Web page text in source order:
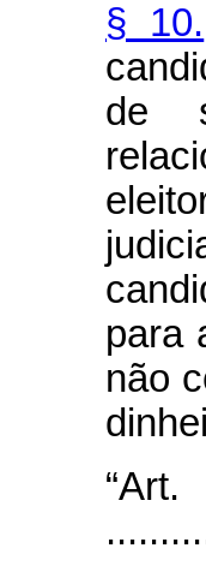
§ 10.
de
para
não